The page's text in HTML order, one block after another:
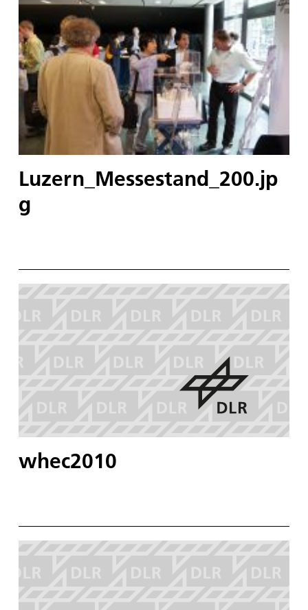
Luzern_Messestand_200.jp
g
whec2010